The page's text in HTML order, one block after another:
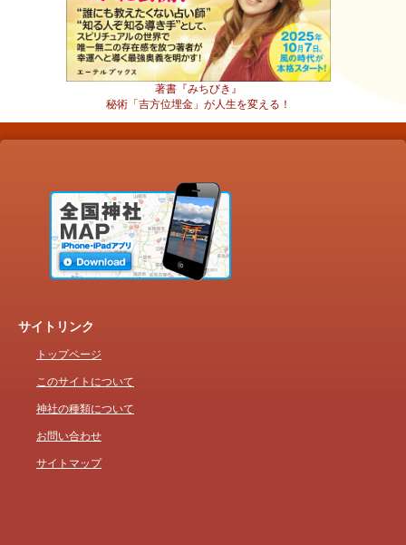
著書『みちびき』
秘術「吉方位埋金」が人生を変える！
サイトリンク
トップページ
このサイトについて
神社の種類について
お問い合わせ
サイトマップ